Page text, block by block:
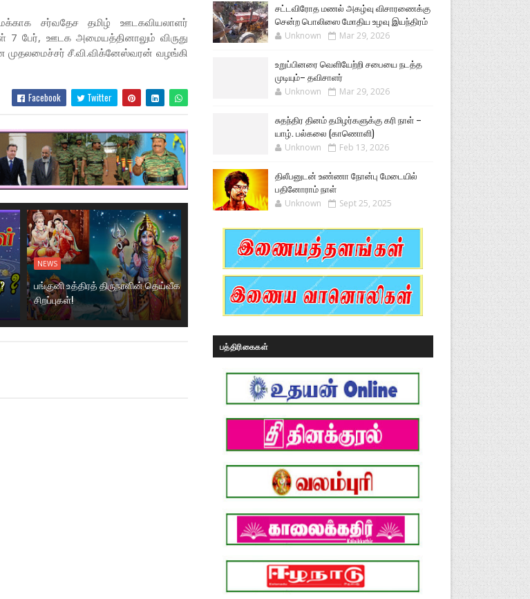
சர்வதேச தமிழ் ஊடகவியலாளர்
7 பேர், ஊடக அமையத்தினாலும் விருது
சீ.வி.விக்னேஸ்வரன் வழங்கி
Facebook Twitter
NEWS
பங்குனி உத்திரத் திருநாளின் தெய்வீக
சிறப்புகள்!
சட்டவிரோத மணல் அகழ்வு விசாரணைக்கு
சென்ற பொலிஸை மோதிய உழவு இயந்திரம்
Unknown Mar 29, 2026
உறுப்பினரை வெளியேற்றி சபையை நடத்த
முடியும்– தவிசாளர்
Unknown Mar 29, 2026
சுதந்திர தினம் தமிழர்களுக்கு கரி நாள் –
யாழ். பல்கலை (காணொளி)
Unknown Feb 13, 2026
திலீபனுடன் உண்ணா நோன்பு மேடையில்
பதினோராம் நாள்
Unknown Sept 25, 2025
பத்திரிகைகள்